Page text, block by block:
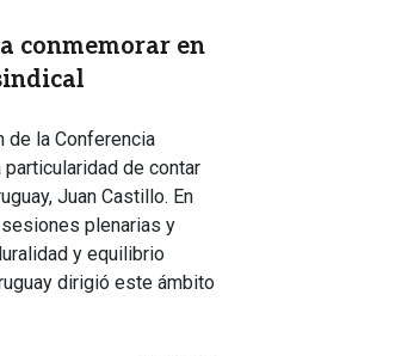
conmemorar en
de la Conferencia
particularidad de contar
Juan Castillo. En
plenarias y
y equilibrio
dirigió este ámbito